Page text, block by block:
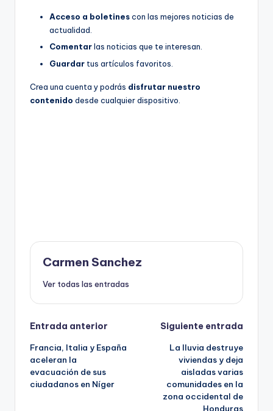
Acceso a boletinescon las mejores noticias de
actualidad.
Comentarlas noticias que te interesan.
Guardar tus artículos favoritos.
Crea una cuenta y podrás disfrutar nuestro
contenido desde cualquier dispositivo.
Carmen Sanchez
Ver todas las entradas
Navegación
de
entradas
Entrada anterior
Francia, Italia y España
aceleran la
evacuación de sus
ciudadanos en Níger
Siguiente entrada
La lluvia destruye
viviendas y deja
aisladas varias
comunidades en la
zona occidental de
Honduras